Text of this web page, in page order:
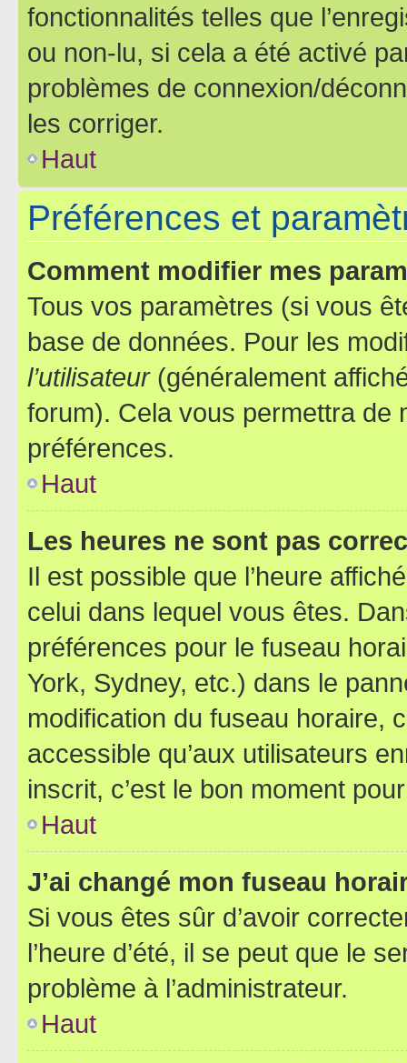
fonctionnalités telles que
ou non-lu, si cela a été activé
problèmes de connexion/
les corriger.
Haut
Préférences et
Comment modifier mes
Tous vos paramètres (si vous
base de données. Pour les
l’utilisateur(généralement
forum). Cela vous permettra de
préférences.
Haut
Les heures ne sont pas
Il est possible que l’heure
celui dans lequel vous êtes.
préférences pour le fuseau
York, Sydney, etc.) dans le
modification du fuseau horaire,
accessible qu’aux utilisateurs
inscrit, c’est le bon moment
Haut
J’ai changé mon fuseau
Si vous êtes sûr d’avoir
l’heure d’été, il se peut que le
problème à l’administrateur.
Haut